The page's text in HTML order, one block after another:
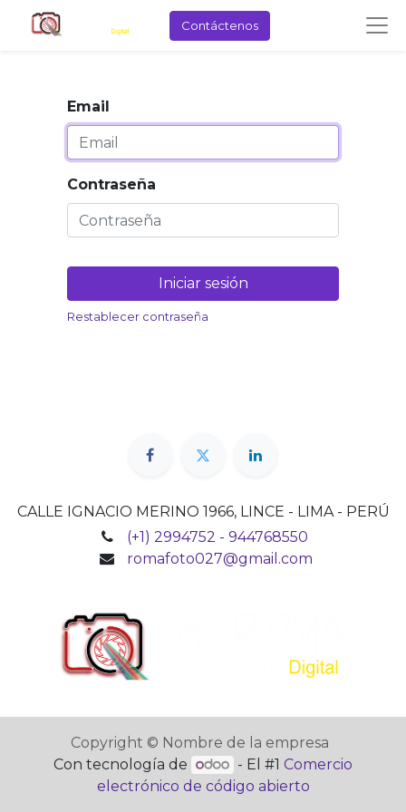
Contáctenos
Email
Contraseña
Iniciar sesión
Restablecer contraseña
CALLE IGNACIO MERINO 1966, LINCE - LIMA - PERÚ
(+1) 2994752 - 944768550
romafoto027@gmail.com
Copyright © Nombre de la empresa
Con tecnología de
- El #1 Comercio
electrónico de código abierto